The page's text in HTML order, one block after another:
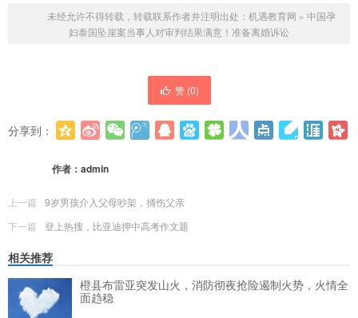
未经允许不得转载，转载联系作者并注明出处： 机遇教育网 » 中国孕
妇泰国坠崖案当事人对审判结果满意！准备离婚诉讼
赞 (0)
分享到：
作者： admin
上一篇
9岁男孩介入父母吵架，捅伤父亲
下一篇
登上热搜，比亚迪押中高考作文题
相关推荐
橙县布雷亚突发山火，消防彻夜抢险遏制火势，火情全
面趋稳